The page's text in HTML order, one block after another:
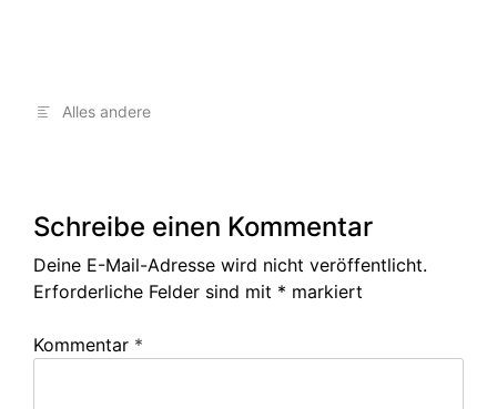
Alles andere
Schreibe einen Kommentar
Deine E-Mail-Adresse wird nicht veröffentlicht.
Erforderliche Felder sind mit * markiert
Kommentar *